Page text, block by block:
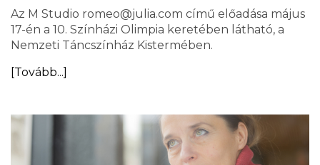
Az M Studio romeo@julia.com című előadása május
17-én a 10. Színházi Olimpia keretében látható, a
Nemzeti Táncszínház Kistermében.
[Tovább...]